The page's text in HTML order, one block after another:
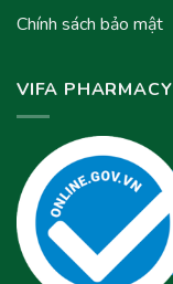
Chính sách bảo mật
VIFA PHARMACY